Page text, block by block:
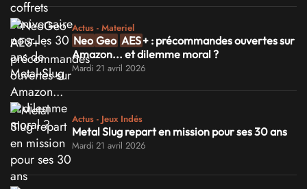
Actus - Materiel
Neo Geo AES+ : précommandes ouvertes sur
Amazon... et dilemme moral ?
Mardi 21 avril 2026
Actus - Jeux Indés
Metal Slug repart en mission pour ses 30 ans
Mardi 21 avril 2026